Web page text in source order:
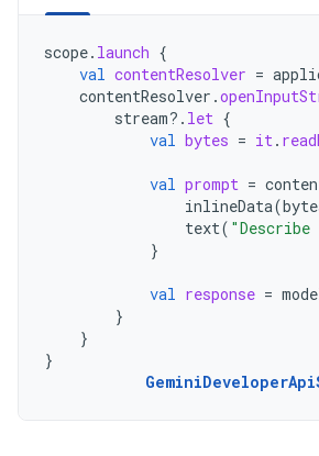
scope. launch {
val contentResolver =
contentResolver .
stream?. let {
val bytes = it .
val prompt =
inlineData(
text(
}
val response =
}
}
}